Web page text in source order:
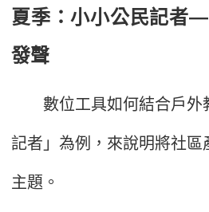
夏季：小小公民記者
發聲
數位工具如何結合戶外
記者」為例，來說明將社區
主題。